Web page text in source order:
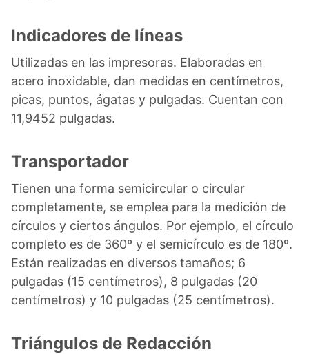
Indicadores de líneas
Utilizadas en las impresoras. Elaboradas en
acero inoxidable, dan medidas en centímetros,
picas, puntos, ágatas y pulgadas. Cuentan con
11,9452 pulgadas.
Transportador
Tienen una forma semicircular o circular
completamente, se emplea para la medición de
círculos y ciertos ángulos. Por ejemplo, el círculo
completo es de 360º y el semicírculo es de 180º.
Están realizadas en diversos tamaños; 6
pulgadas (15 centímetros), 8 pulgadas (20
centímetros) y 10 pulgadas (25 centímetros).
Triángulos de Redacción